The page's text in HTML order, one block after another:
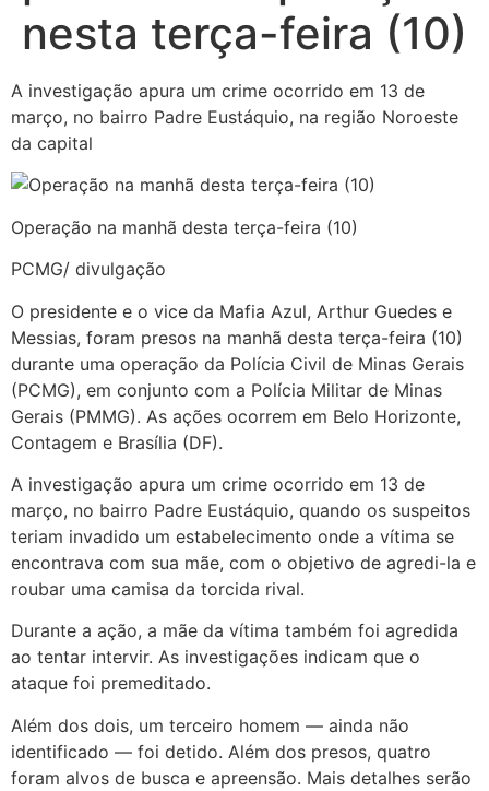
nesta terça-feira (10)
A investigação apura um crime ocorrido em 13 de
março, no bairro Padre Eustáquio, na região Noroeste
da capital
Operação na manhã desta terça-feira (10)
PCMG/ divulgação
O presidente e o vice da Mafia Azul, Arthur Guedes e
Messias, foram presos na manhã desta terça-feira (10)
durante uma operação da Polícia Civil de Minas Gerais
(PCMG), em conjunto com a Polícia Militar de Minas
Gerais (PMMG). As ações ocorrem em Belo Horizonte,
Contagem e Brasília (DF).
A investigação apura um crime ocorrido em 13 de
março, no bairro Padre Eustáquio, quando os suspeitos
teriam invadido um estabelecimento onde a vítima se
encontrava com sua mãe, com o objetivo de agredi-la e
roubar uma camisa da torcida rival.
Durante a ação, a mãe da vítima também foi agredida
ao tentar intervir. As investigações indicam que o
ataque foi premeditado.
Além dos dois, um terceiro homem — ainda não
identificado — foi detido. Além dos presos, quatro
foram alvos de busca e apreensão. Mais detalhes serão